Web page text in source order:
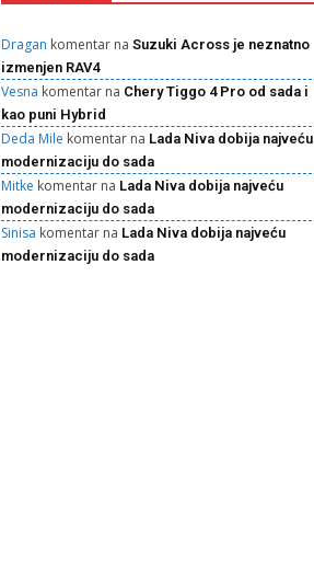
Dragan komentar na Suzuki Across je neznatno
izmenjen RAV4
Vesna komentar na Chery Tiggo 4 Pro od sada i
kao puni Hybrid
Deda Mile komentar na Lada Niva dobija najveću
modernizaciju do sada
Mitke komentar na Lada Niva dobija najveću
modernizaciju do sada
Sinisa komentar na Lada Niva dobija najveću
modernizaciju do sada